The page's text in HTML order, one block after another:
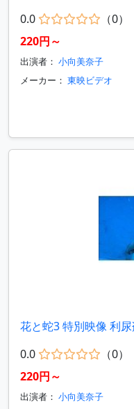
0.0
（0）
220円～
出演者： 小向美奈子
メーカー： 東映ビデオ
花と蛇3 特別映像 利
0.0
（0）
220円～
出演者： 小向美奈子